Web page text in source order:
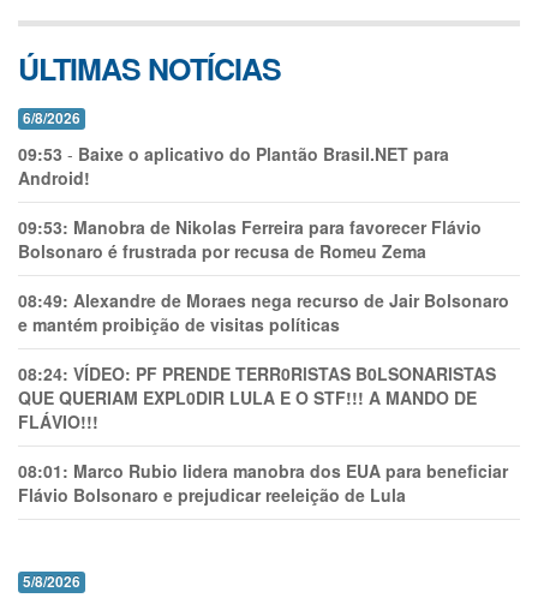
ÚLTIMAS NOTÍCIAS
6/8/2026
09:53 - Baixe o aplicativo do Plantão Brasil.NET para
Android!
09:53: Manobra de Nikolas Ferreira para favorecer Flávio
Bolsonaro é frustrada por recusa de Romeu Zema
08:49: Alexandre de Moraes nega recurso de Jair Bolsonaro
e mantém proibição de visitas políticas
08:24: VÍDEO: PF PRENDE TERR0RlSTAS B0LSONARlSTAS
QUE QUERIAM EXPL0DlR LULA E O STF!!! A MANDO DE
FLÁVIO!!!
08:01: Marco Rubio lidera manobra dos EUA para beneficiar
Flávio Bolsonaro e prejudicar reeleição de Lula
5/8/2026